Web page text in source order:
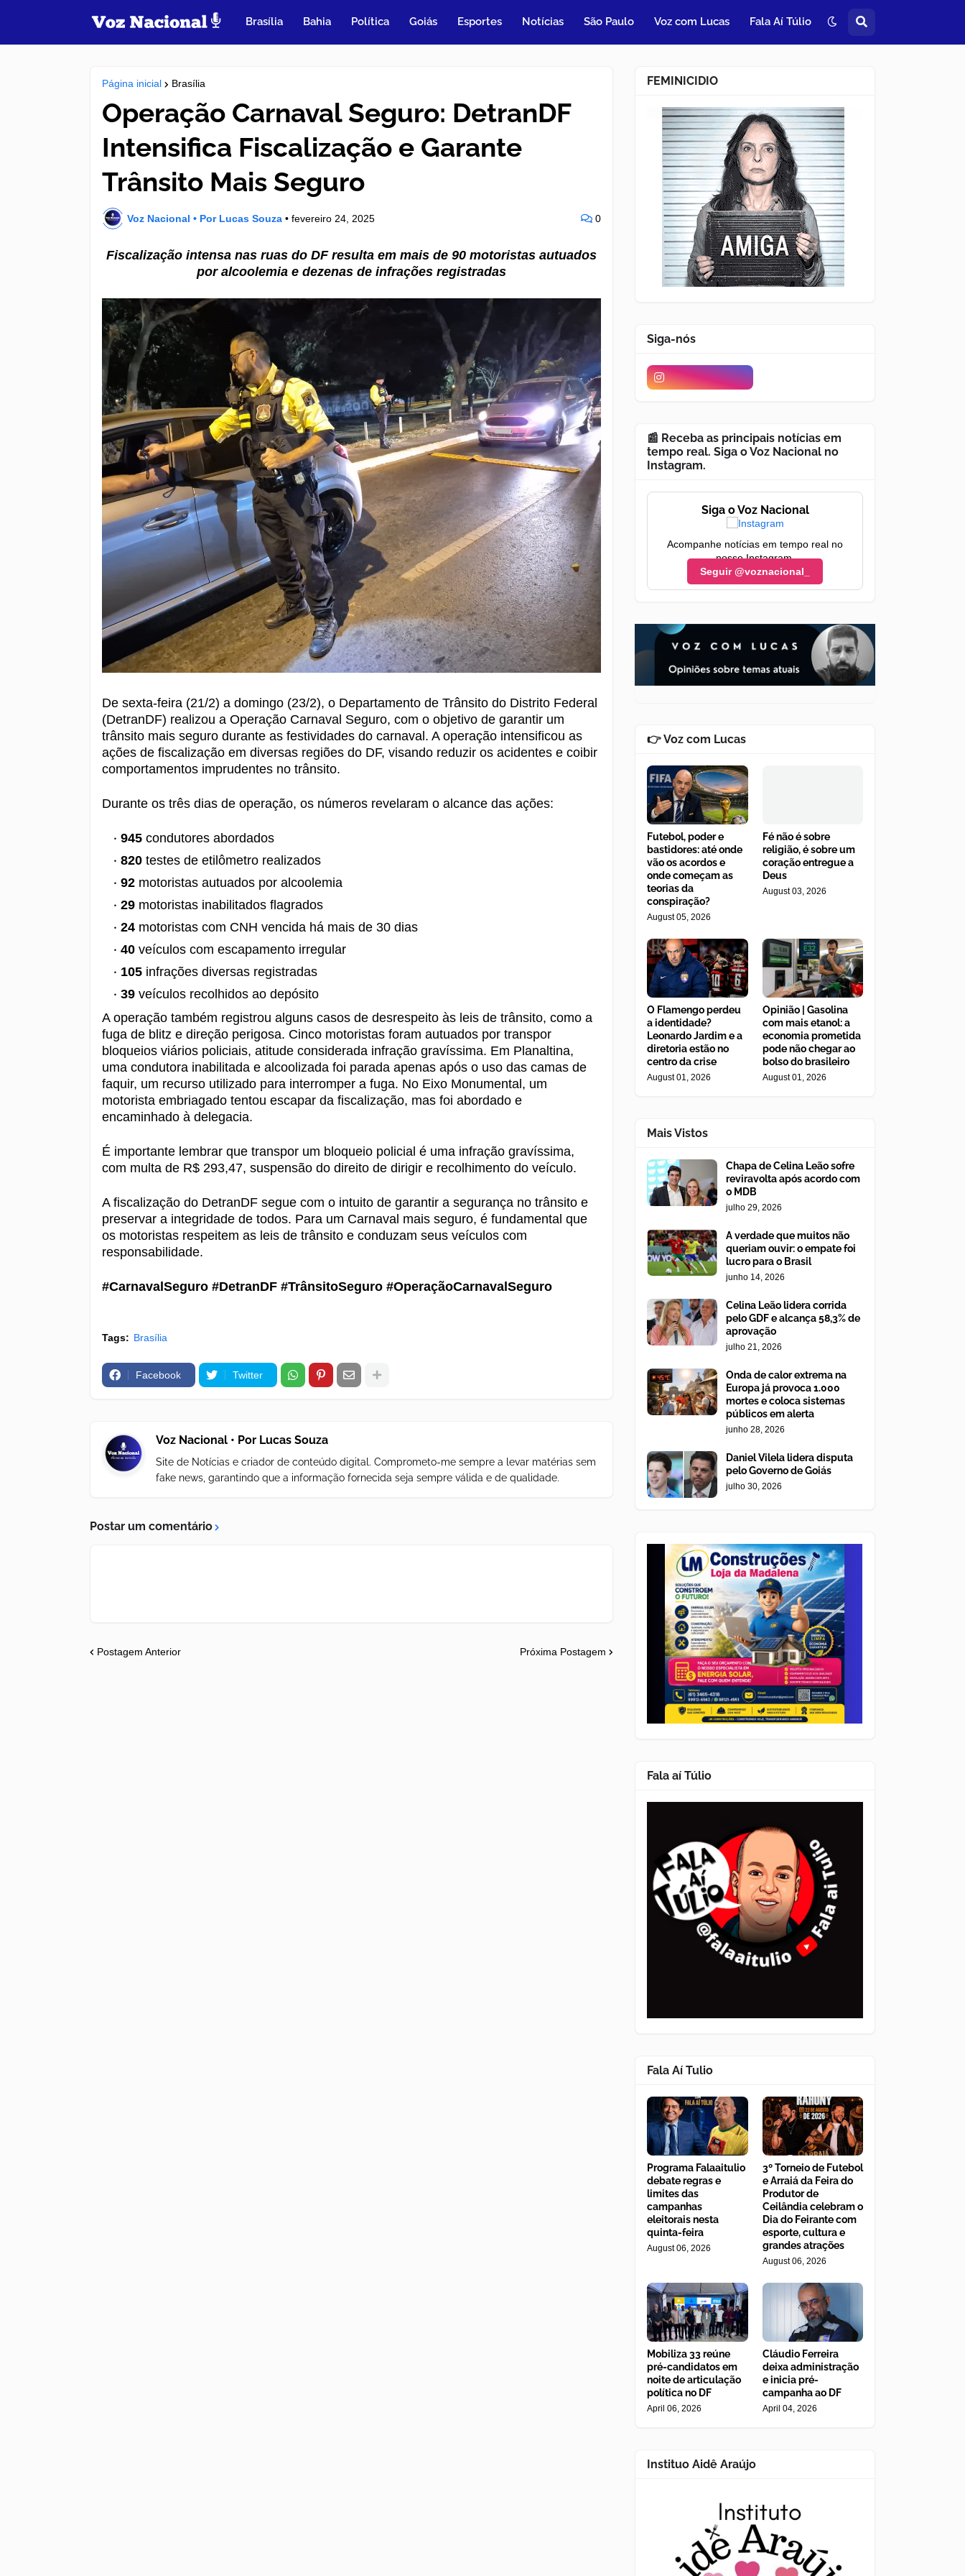
Brasília Bahia Política Goiás Esportes Notícias São Paulo Voz com Lucas Fala Aí Túlio
Página inicial Brasília
Operação Carnaval Seguro: DetranDF
Intensifica Fiscalização e Garante
Trânsito Mais Seguro
Voz Nacional • Por Lucas Souza • fevereiro 24, 2025 0
Fiscalização intensa nas ruas do DF resulta em mais de 90 motoristas autuados
por alcoolemia e dezenas de infrações registradas
De sexta-feira (21/2) a domingo (23/2), o Departamento de Trânsito do Distrito Federal
(DetranDF) realizou a Operação Carnaval Seguro, com o objetivo de garantir um
trânsito mais seguro durante as festividades do carnaval. A operação intensificou as
ações de fiscalização em diversas regiões do DF, visando reduzir os acidentes e coibir
comportamentos imprudentes no trânsito.
Durante os três dias de operação, os números revelaram o alcance das ações:
945 condutores abordados
820 testes de etilômetro realizados
92 motoristas autuados por alcoolemia
29 motoristas inabilitados flagrados
24 motoristas com CNH vencida há mais de 30 dias
40 veículos com escapamento irregular
105 infrações diversas registradas
39 veículos recolhidos ao depósito
A operação também registrou alguns casos de desrespeito às leis de trânsito, como a
fuga de blitz e direção perigosa. Cinco motoristas foram autuados por transpor
bloqueios viários policiais, atitude considerada infração gravíssima. Em Planaltina,
uma condutora inabilitada e alcoolizada foi parada apenas após o uso das camas de
faquir, um recurso utilizado para interromper a fuga. No Eixo Monumental, um
motorista embriagado tentou escapar da fiscalização, mas foi abordado e
encaminhado à delegacia.
É importante lembrar que transpor um bloqueio policial é uma infração gravíssima,
com multa de R$ 293,47, suspensão do direito de dirigir e recolhimento do veículo.
A fiscalização do DetranDF segue com o intuito de garantir a segurança no trânsito e
preservar a integridade de todos. Para um Carnaval mais seguro, é fundamental que
os motoristas respeitem as leis de trânsito e conduzam seus veículos com
responsabilidade.
#CarnavalSeguro #DetranDF #TrânsitoSeguro #OperaçãoCarnavalSeguro
Tags: Brasília
Facebook Twitter
Voz Nacional • Por Lucas Souza
Site de Notícias e criador de conteúdo digital. Comprometo-me sempre a levar matérias sem
fake news, garantindo que a informação fornecida seja sempre válida e de qualidade.
Postar um comentário
Postagem Anterior Próxima Postagem
FEMINICIDIO
Siga-nós
📰 Receba as principais notícias em
tempo real. Siga o Voz Nacional no
Instagram.
Siga o Voz Nacional
Acompanhe notícias em tempo real no
nosso Instagram.
Seguir @voznacional_
👉 Voz com Lucas
Futebol, poder e
bastidores: até onde
vão os acordos e
onde começam as
teorias da
conspiração?
August 05, 2026
Fé não é sobre
religião, é sobre um
coração entregue a
Deus
August 03, 2026
O Flamengo perdeu
a identidade?
Leonardo Jardim e a
diretoria estão no
centro da crise
August 01, 2026
Opinião | Gasolina
com mais etanol: a
economia prometida
pode não chegar ao
bolso do brasileiro
August 01, 2026
Mais Vistos
Chapa de Celina Leão sofre
reviravolta após acordo com
o MDB
julho 29, 2026
A verdade que muitos não
queriam ouvir: o empate foi
lucro para o Brasil
junho 14, 2026
Celina Leão lidera corrida
pelo GDF e alcança 58,3% de
aprovação
julho 21, 2026
Onda de calor extrema na
Europa já provoca 1.000
mortes e coloca sistemas
públicos em alerta
junho 28, 2026
Daniel Vilela lidera disputa
pelo Governo de Goiás
julho 30, 2026
Fala aí Túlio
Fala Aí Tulio
Programa Falaaitulio
debate regras e
limites das
campanhas
eleitorais nesta
quinta-feira
August 06, 2026
3º Torneio de Futebol
e Arraiá da Feira do
Produtor de
Ceilândia celebram o
Dia do Feirante com
esporte, cultura e
grandes atrações
August 06, 2026
Mobiliza 33 reúne
pré-candidatos em
noite de articulação
política no DF
April 06, 2026
Cláudio Ferreira
deixa administração
e inicia pré-
campanha ao DF
April 04, 2026
Instituo Aidê Araújo